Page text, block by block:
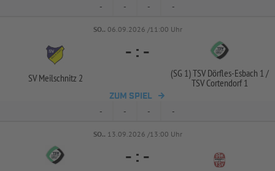
- - - -
SO.. 06.09.2026 /11:00 Uhr
SV Meilschnitz 2
- : -
(SG 1) TSV Dörfles-Esbach 1 /
TSV Cortendorf 1
ZUM SPIEL
- - - -
SO.. 13.09.2026 /13:00 Uhr
- : -